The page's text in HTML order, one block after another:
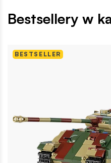
Bestsellery w
BESTSELLER